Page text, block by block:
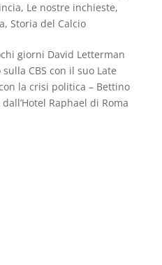
, Le nostre inchieste,
, Storia del Calcio
giorni David Letterman
CBS con il suo Late
la crisi politica – Bettino
Raphael di Roma